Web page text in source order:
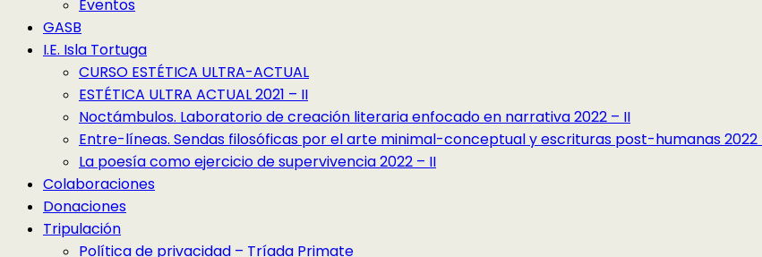
Eventos
GASB
I.E. Isla Tortuga
CURSO ESTÉTICA ULTRA-ACTUAL
ESTÉTICA ULTRA ACTUAL 2021 – II
Noctámbulos. Laboratorio de creación literaria enfocado en narrativa 2022 – II
Entre-líneas. Sendas filosóficas por el arte minimal-conceptual y escrituras post-humanas 2022
La poesía como ejercicio de supervivencia 2022 – II
Colaboraciones
Donaciones
Tripulación
Política de privacidad – Tríada Primate